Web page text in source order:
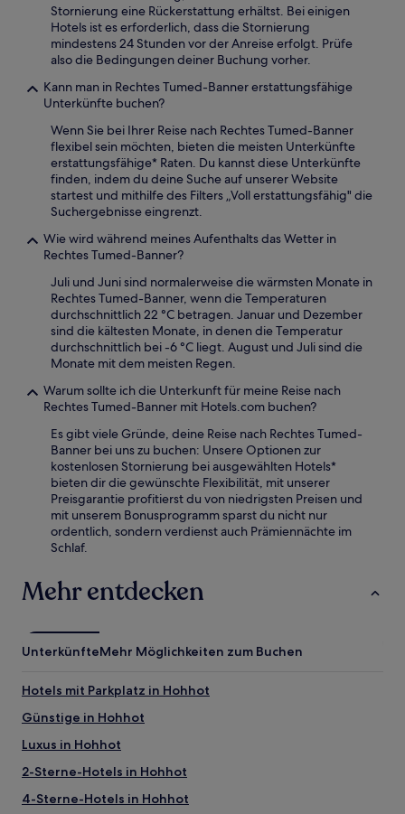
Stornierung eine Rückerstattung erhältst. Bei einigen
Hotels ist es erforderlich, dass die Stornierung
mindestens 24 Stunden vor der Anreise erfolgt. Prüfe
also die Bedingungen deiner Buchung vorher.
Kann man in Rechtes Tumed-Banner erstattungsfähige
Unterkünfte buchen?
Wenn Sie bei Ihrer Reise nach Rechtes Tumed-Banner
flexibel sein möchten, bieten die meisten Unterkünfte
erstattungsfähige* Raten. Du kannst diese Unterkünfte
finden, indem du deine Suche auf unserer Website
startest und mithilfe des Filters „Voll erstattungsfähig" die
Suchergebnisse eingrenzt.
Wie wird während meines Aufenthalts das Wetter in
Rechtes Tumed-Banner?
Juli und Juni sind normalerweise die wärmsten Monate in
Rechtes Tumed-Banner, wenn die Temperaturen
durchschnittlich 22 °C betragen. Januar und Dezember
sind die kältesten Monate, in denen die Temperatur
durchschnittlich bei -6 °C liegt. August und Juli sind die
Monate mit dem meisten Regen.
Warum sollte ich die Unterkunft für meine Reise nach
Rechtes Tumed-Banner mit Hotels.com buchen?
Es gibt viele Gründe, deine Reise nach Rechtes Tumed-
Banner bei uns zu buchen: Unsere Optionen zur
kostenlosen Stornierung bei ausgewählten Hotels*
bieten dir die gewünschte Flexibilität, mit unserer
Preisgarantie profitierst du von niedrigsten Preisen und
mit unserem Bonusprogramm sparst du nicht nur
ordentlich, sondern verdienst auch Prämiennächte im
Schlaf.
Mehr entdecken
UnterkünfteMehr Möglichkeiten zum Buchen
Hotels mit Parkplatz in Hohhot
Günstige in Hohhot
Luxus in Hohhot
2-Sterne-Hotels in Hohhot
4-Sterne-Hotels in Hohhot